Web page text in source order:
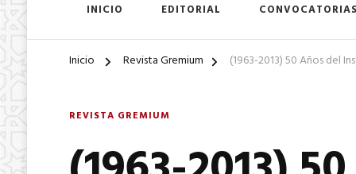
INICIO EDITORIAL CONVOCATORIAS
Inicio Revista Gremium (1963-2013) 50 Años del
REVISTA GREMIUM